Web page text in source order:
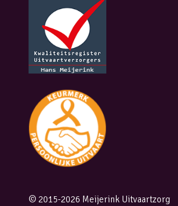
© 2015-2026 Meijerink Uitvaartzorg